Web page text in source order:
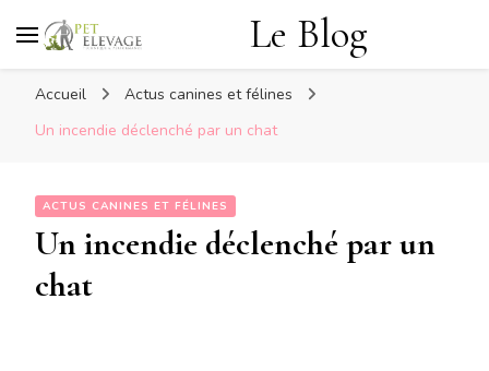
Le Blog
Accueil
Actus canines et félines
Un incendie déclenché par un chat
ACTUS CANINES ET FÉLINES
Un incendie déclenché par un
chat